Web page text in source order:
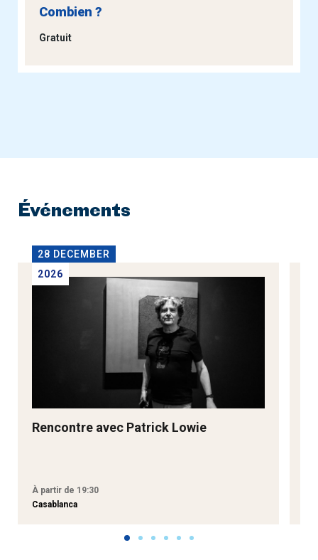
Combien ?
Gratuit
Événements
28 DECEMBER
2026
Rencontre avec Patrick Lowie
À partir de 19:30
Casablanca